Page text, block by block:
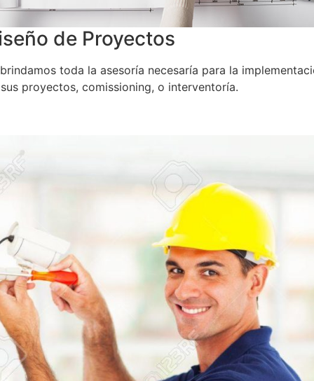
de Proyectos
toda la asesoría necesaría para la
proyectos, comissioning, o interventoría.